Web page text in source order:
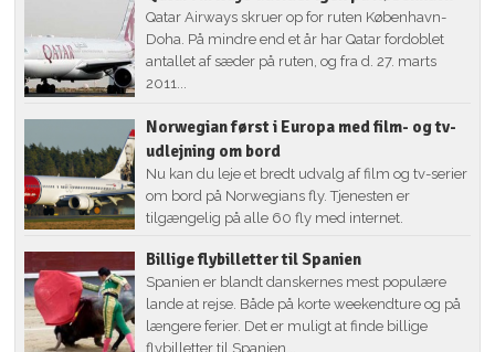
Qatar Airways skruer op for ruten København-
Doha. På mindre end et år har Qatar fordoblet
antallet af sæder på ruten, og fra d. 27. marts
2011...
Norwegian først i Europa med film- og tv-
udlejning om bord
Nu kan du leje et bredt udvalg af film og tv-serier
om bord på Norwegians fly. Tjenesten er
tilgængelig på alle 60 fly med internet.
Billige flybilletter til Spanien
Spanien er blandt danskernes mest populære
lande at rejse. Både på korte weekendture og på
længere ferier. Det er muligt at finde billige
flybilletter til Spanien...